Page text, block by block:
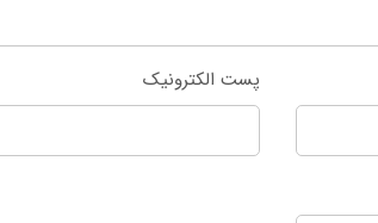
پست الکترونیک